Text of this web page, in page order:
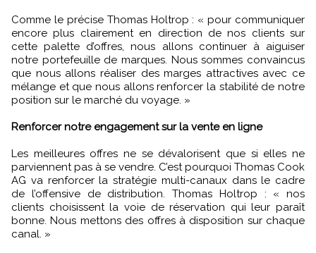
Comme le précise Thomas Holtrop : « pour communiquer
encore plus clairement en direction de nos clients sur
cette palette d’offres, nous allons continuer à aiguiser
notre portefeuille de marques. Nous sommes convaincus
que nous allons réaliser des marges attractives avec ce
mélange et que nous allons renforcer la stabilité de notre
position sur le marché du voyage. »
Renforcer notre engagement sur la vente en ligne
Les meilleures offres ne se dévalorisent que si elles ne
parviennent pas à se vendre. C’est pourquoi Thomas Cook
AG va renforcer la stratégie multi-canaux dans le cadre
de l’offensive de distribution. Thomas Holtrop : « nos
clients choisissent la voie de réservation qui leur paraît
bonne. Nous mettons des offres à disposition sur chaque
canal. »